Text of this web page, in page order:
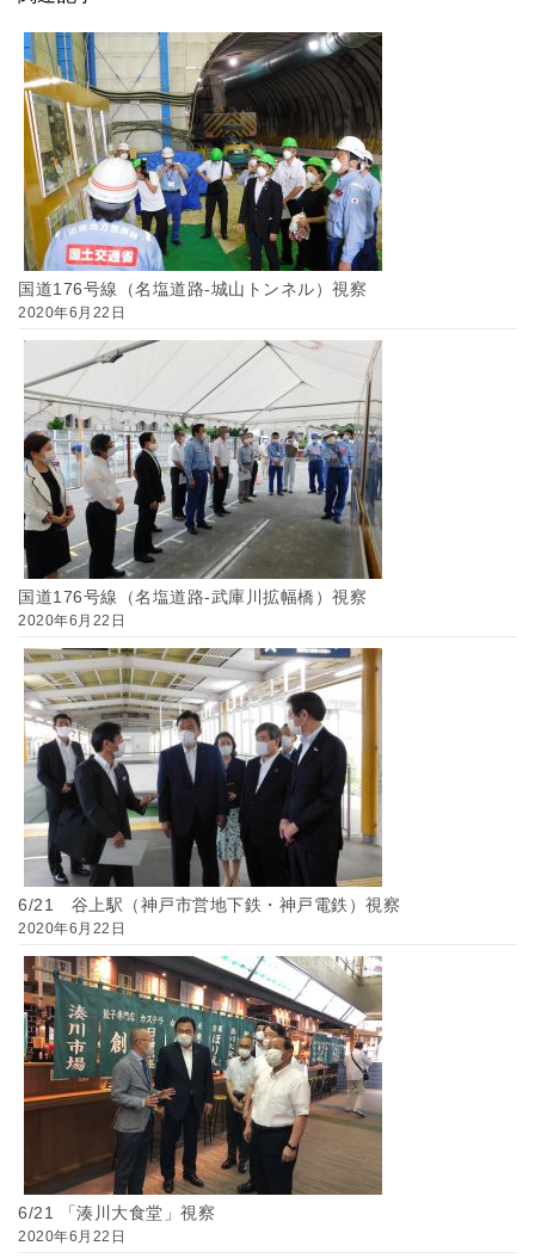
国道176号線（名塩道路-城山トンネル）視察
2020年6月22日
国道176号線（名塩道路-武庫川拡幅橋）視察
2020年6月22日
6/21 谷上駅（神戸市営地下鉄・神戸電鉄）視察
2020年6月22日
6/21 「湊川大食堂」視察
2020年6月22日